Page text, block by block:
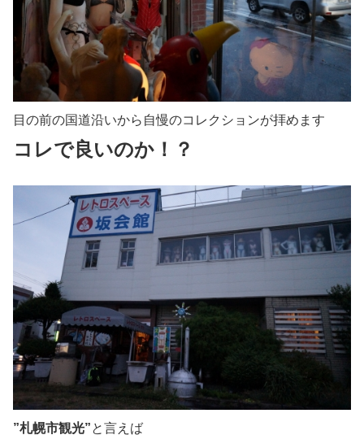
目の前の国道沿いから自慢のコレクションが拝めます
コレで良いのか！？
”札幌市観光”と言えば